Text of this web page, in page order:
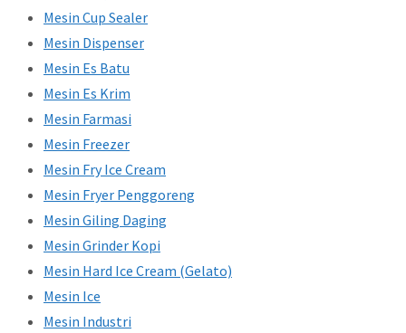
Mesin Cup Sealer
Mesin Dispenser
Mesin Es Batu
Mesin Es Krim
Mesin Farmasi
Mesin Freezer
Mesin Fry Ice Cream
Mesin Fryer Penggoreng
Mesin Giling Daging
Mesin Grinder Kopi
Mesin Hard Ice Cream (Gelato)
Mesin Ice
Mesin Industri